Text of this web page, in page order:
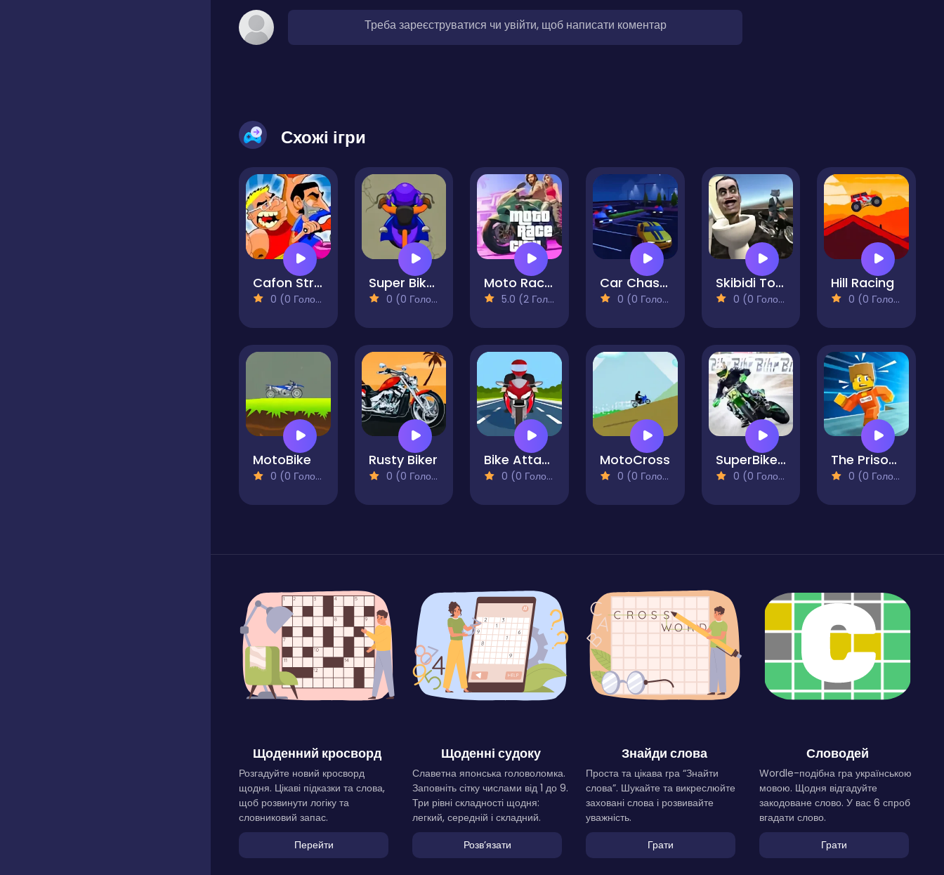
Треба зареєструватися чи увійти, щоб написати коментар
Схожі ігри
Cafon Street Racing
0 (0 Голосів)
Super Bike Racing
0 (0 Голосів)
Moto Race City
5.0 (2 Голосів)
Car Chase Parking
0 (0 Голосів)
Skibidi Toilet Moto Bike Racing 2
0 (0 Голосів)
Hill Racing
0 (0 Голосів)
MotoBike
0 (0 Голосів)
Rusty Biker
0 (0 Голосів)
Bike Attack
0 (0 Голосів)
MotoCross
0 (0 Голосів)
SuperBikers 3
0 (0 Голосів)
The Prison Escape
0 (0 Голосів)
Щоденний кросворд
Розгадуйте новий кросворд
щодня. Цікаві підказки та слова,
щоб розвинути логіку та
словниковий запас.
Перейти
Щоденні судоку
Славетна японська головоломка.
Заповніть сітку числами від 1 до 9.
Три рівні складності щодня:
легкий, середній і складний.
Розвʼязати
Знайди слова
Проста та цікава гра “Знайти
слова”. Шукайте та викреслюйте
заховані слова і розвивайте
уважність.
Грати
Словодей
Wordle-подібна гра українською
мовою. Щодня відгадуйте
закодоване слово. У вас 6 спроб
вгадати слово.
Грати